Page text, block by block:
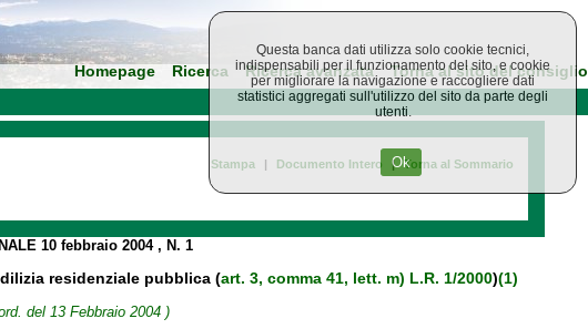
Homepage Ricerca Ricerca avanzata Torna al sito del consiglio
Stampa | Documento Intero | Torna al Sommario
10 febbraio 2004 , N. 1
residenziale pubblica (art. 3, comma 41, lett. m) L.R. 1/2000)(1)
del 13 Febbraio 2004 )
Questa banca dati utilizza solo cookie tecnici,
indispensabili per il funzionamento del sito, e cookie
per migliorare la navigazione e raccogliere dati
statistici aggregati sull'utilizzo del sito da parte degli
utenti.
Ok